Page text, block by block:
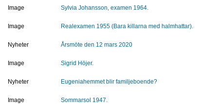
Image Sylvia Johansson, examen 1964.
Image Realexamen 1955 (Bara killarna med halmhattar).
Nyheter Årsmöte den 12 mars 2020
Image Sigrid Höjer.
Nyheter Eugeniahemmet blir familjeboende?
Image Sommarsol 1947.